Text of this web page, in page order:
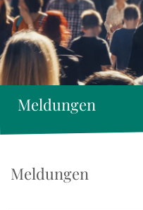
Meldungen
Meldungen